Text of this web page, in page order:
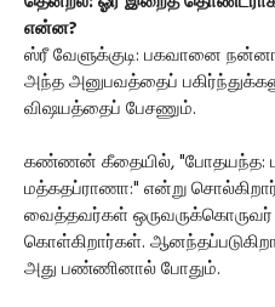
என்ன?
ஸ்ரீ வேளுக்குடி: பகவானை
அந்த அனுபவத்தைப்
விஷயத்தைப் பேசணும்.
கண்ணன் கீதையில், "போதயந்த:
மத்கதப்ராணா:" என்று
வைத்தவர்கள்
கொள்கிறார்கள்.
அது பண்ணினால் போதும்.